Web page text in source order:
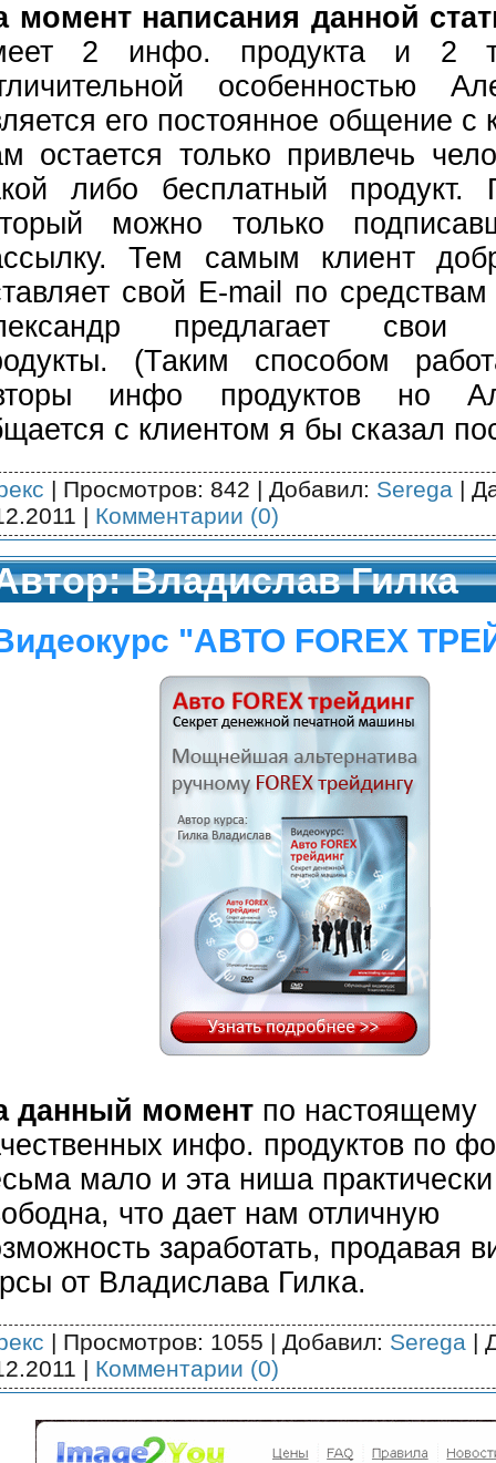
момент написания данной
2 инфо. продукта и 2
особенностью
его постоянное общение с
остается только привлечь
либо бесплатный продукт.
можно только
Тем самым клиент
свой E-mail по средствам
предлагает свои
(Таким способом
инфо продуктов но
с клиентом я бы сказал
| Просмотров: 842 | Добавил: Serega |
| Комментарии (0)
Владислав Гилка
"АВТО FOREX
данный момент по настоящему
инфо. продуктов по
мало и эта ниша практически
что дает нам отличную
заработать, продавая
от Владислава Гилка.
| Просмотров: 1055 | Добавил: Serega |
| Комментарии (0)